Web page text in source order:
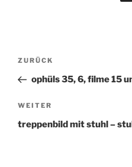
Beitragsnavigation
Vorheriger
Beitrag
ZURÜCK
ophüls 35, 6, filme 15
Nächster
Beitrag
WEITER
treppenbild mit stuhl –